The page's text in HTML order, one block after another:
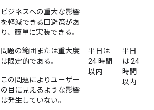
ビジネスへの重大な影響
を軽減できる回避策があ
り、簡単に実装できる。
問題の範囲または重大度
は限定的である。
この問題によりユーザー
の目に見えるような影響
は発生していない。
平日は
24 時間
以内
平日
は 24
時間
以内